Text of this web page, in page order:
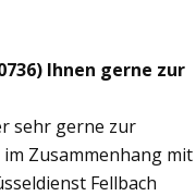
Ihnen gerne zur
sehr gerne zur
Zusammenhang mit
Fellbach